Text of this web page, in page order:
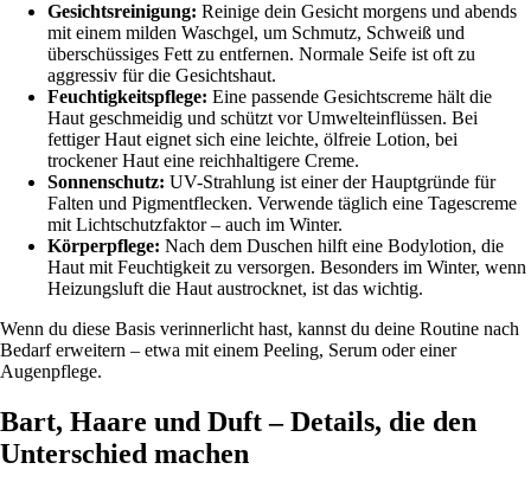
Gesichtsreinigung: Reinige dein Gesicht morgens und abends
mit einem milden Waschgel, um Schmutz, Schweiß und
überschüssiges Fett zu entfernen. Normale Seife ist oft zu
aggressiv für die Gesichtshaut.
Feuchtigkeitspflege: Eine passende Gesichtscreme hält die
Haut geschmeidig und schützt vor Umwelteinflüssen. Bei
fettiger Haut eignet sich eine leichte, ölfreie Lotion, bei
trockener Haut eine reichhaltigere Creme.
Sonnenschutz: UV-Strahlung ist einer der Hauptgründe für
Falten und Pigmentflecken. Verwende täglich eine Tagescreme
mit Lichtschutzfaktor – auch im Winter.
Körperpflege: Nach dem Duschen hilft eine Bodylotion, die
Haut mit Feuchtigkeit zu versorgen. Besonders im Winter, wenn
Heizungsluft die Haut austrocknet, ist das wichtig.
Wenn du diese Basis verinnerlicht hast, kannst du deine Routine nach
Bedarf erweitern – etwa mit einem Peeling, Serum oder einer
Augenpflege.
Bart, Haare und Duft – Details, die den
Unterschied machen